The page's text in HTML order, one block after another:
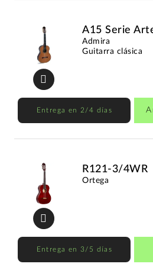
A15 Serie
Admira
Guitarra clásica
Entrega en 2/4 días
R121-3/4WR
Ortega
Entrega en 3/5 días